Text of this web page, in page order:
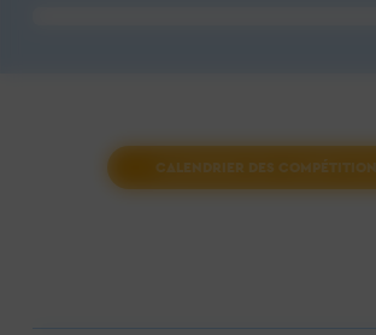
CALENDRIER DES COMPÉTITIONS